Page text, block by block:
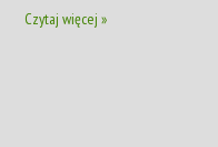
Czytaj więcej »